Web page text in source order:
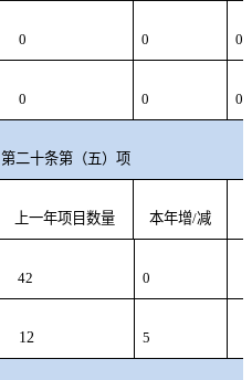
0 0 0
0 0 0
第二十条第（五）项
上一年项目数量 本年增/减
42 0
12 5